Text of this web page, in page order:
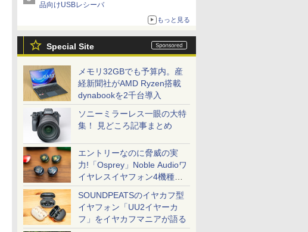
品向けUSBレシーバ
もっと見る
Special Site
メモリ32GBでも予算内。産
経新聞社がAMD Ryzen搭載
dynabookを2千台導入
ソニーミラーレス一眼の大特
集！ 見どころ記事まとめ
エントリーなのに脅威の実
力!「Osprey」Noble Audioワ
イヤレスイヤフォン4機種を
一気に聴く
SOUNDPEATSのイヤカフ型
イヤフォン「UU2イヤーカ
フ」をイヤカフマニアが語る